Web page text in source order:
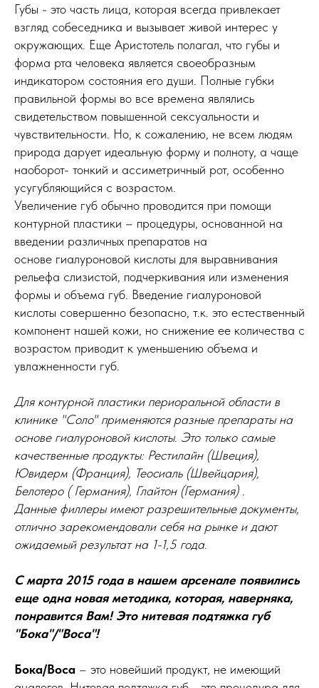
Губы - это часть лица, которая всегда привлекает
взгляд собеседника и вызывает живой интерес у
окружающих. Еще Аристотель полагал, что губы и
форма рта человека является своеобразным
индикатором состояния его души. Полные губки
правильной формы во все времена являлись
свидетельством повышенной сексуальности и
чувствительности. Но, к сожалению, не всем людям
природа дарует идеальную форму и полноту, а чаще
наоборот- тонкий и ассиметричный рот, особенно
усугубляющийся с возрастом.
Увеличение губ обычно проводится при помощи
контурной пластики – процедуры, основанной на
введении различных препаратов на
основе гиалуроновой кислоты для выравнивания
рельефа слизистой, подчеркивания или изменения
формы и объема губ. Введение гиалуроновой
кислоты совершенно безопасно, т.к. это естественный
компонент нашей кожи, но снижение ее количества с
возрастом приводит к уменьшению объема и
увлажненности губ.
Для контурной пластики периоральной области в
клинике "Соло" применяются разные препараты на
основе гиалуроновой кислоты. Это только самые
качественные продукты: Рестилайн (Швеция),
Ювидерм (Франция), Теосиаль (Швейцария),
Белотеро ( Германия), Глайтон (Германия) .
Данные филлеры имеют разрешительные документы,
отлично зарекомендовали себя на рынке и дают
ожидаемый результат на 1-1,5 года.
С марта 2015 года в нашем арсенале появились
еще одна новая методика, которая, наверняка,
понравится Вам! Это нитевая подтяжка губ
"Бока"/"Boca"!
Бока/Boca – это новейший продукт, не имеющий